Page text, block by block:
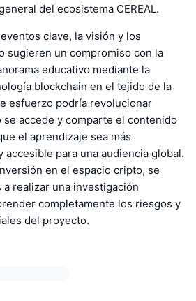
del ecosistema CEREAL.
clave, la visión y los
sugieren un compromiso con la
educativo mediante la
blockchain en el tejido de la
esfuerzo podría revolucionar
accede y comparte el contenido
el aprendizaje sea más
accesible para una audiencia global.
en el espacio cripto, se
a realizar una investigación
completamente los riesgos y
del proyecto.